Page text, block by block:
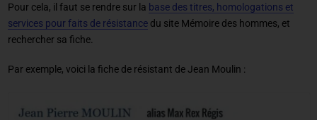
Pour cela, il faut se rendre sur la base des titres, homologations et
services pour faits de résistancedu site Mémoire des hommes, et
rechercher sa fiche.
Par exemple, voici la fiche de résistant de Jean Moulin :